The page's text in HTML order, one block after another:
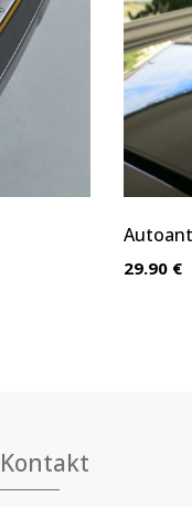
29.90 €
Kontakt